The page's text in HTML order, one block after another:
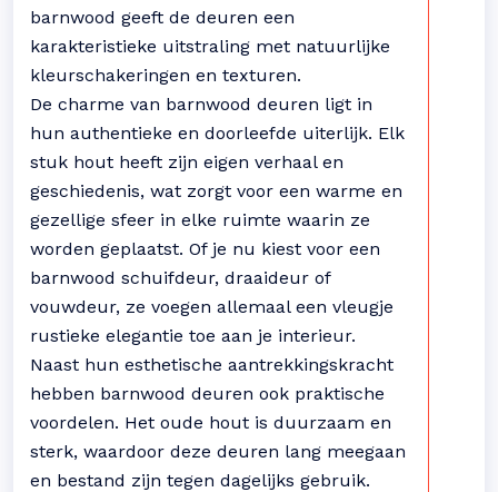
barnwood geeft de deuren een
karakteristieke uitstraling met natuurlijke
kleurschakeringen en texturen.
De charme van barnwood deuren ligt in
hun authentieke en doorleefde uiterlijk. Elk
stuk hout heeft zijn eigen verhaal en
geschiedenis, wat zorgt voor een warme en
gezellige sfeer in elke ruimte waarin ze
worden geplaatst. Of je nu kiest voor een
barnwood schuifdeur, draaideur of
vouwdeur, ze voegen allemaal een vleugje
rustieke elegantie toe aan je interieur.
Naast hun esthetische aantrekkingskracht
hebben barnwood deuren ook praktische
voordelen. Het oude hout is duurzaam en
sterk, waardoor deze deuren lang meegaan
en bestand zijn tegen dagelijks gebruik.